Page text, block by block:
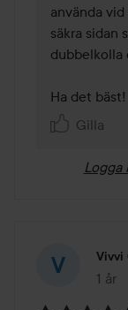
använda
säkra sidan
dubbelkolla
Ha det bäst!
Gilla
Logga
Vivvi
1 år